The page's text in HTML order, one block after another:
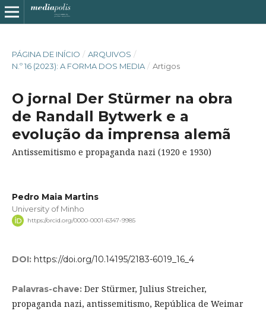
PÁGINA DE INÍCIO / ARQUIVOS /
N.º 16 (2023): A FORMA DOS MEDIA / Artigos
O jornal Der Stürmer na obra
de Randall Bytwerk e a
evolução da imprensa alemã
Antissemitismo e propaganda nazi (1920 e 1930)
Pedro Maia Martins
University of Minho
https://orcid.org/0000-0001-6347-9985
DOI: https://doi.org/10.14195/2183-6019_16_4
Palavras-chave: Der Stürmer, Julius Streicher,
propaganda nazi, antissemitismo, República de Weimar